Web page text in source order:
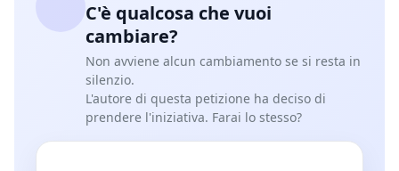
C'è qualcosa che vuoi
cambiare?
Non avviene alcun cambiamento se si resta in
silenzio.
L'autore di questa petizione ha deciso di
prendere l'iniziativa. Farai lo stesso?